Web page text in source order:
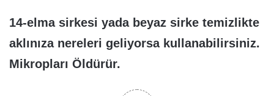
14-elma sirkesi yada beyaz sirke temizlikte
aklınıza nereleri geliyorsa kullanabilirsiniz.
Mikropları Öldürür.